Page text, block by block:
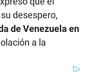
desespero,
de Venezuela en
a la